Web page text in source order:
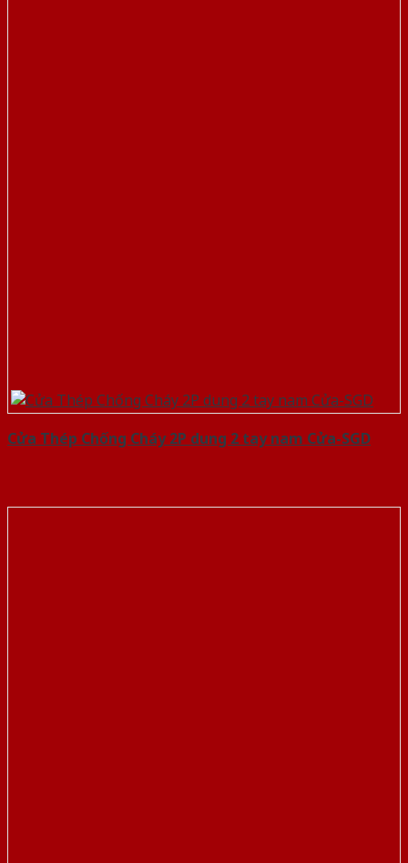
Cửa Thép Chống Cháy 2P dung 2 tay nam Cửa-SGD